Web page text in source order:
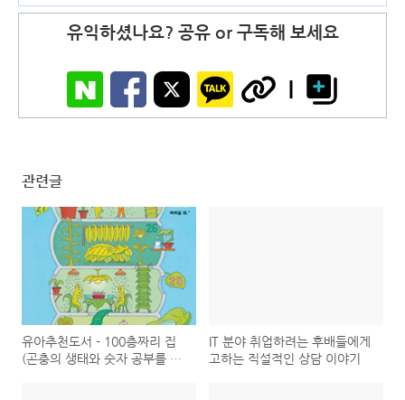
유익하셨나요? 공유 or 구독해 보세요
관련글
유아추천도서 - 100층짜리 집
(곤충의 생태와 숫자 공부를 한
IT 분야 취업하려는 후배들에게
고하는 직설적인 상담 이야기